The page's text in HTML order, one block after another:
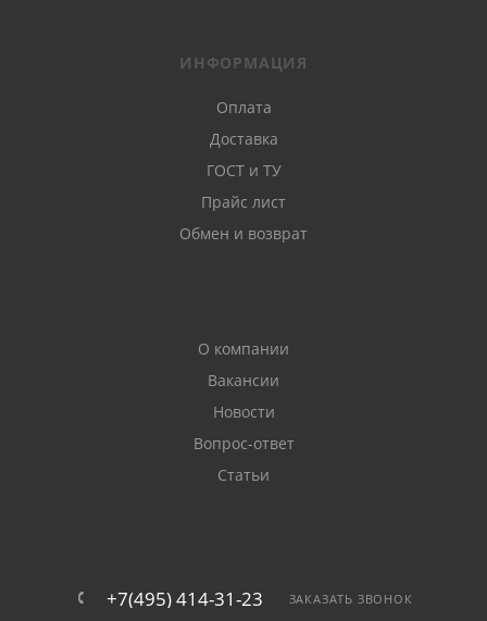
ИНФОРМАЦИЯ
Оплата
Доставка
ГОСТ и ТУ
Прайс лист
Обмен и возврат
О компании
Вакансии
Новости
Вопрос-ответ
Статьи
+7(495) 414-31-23 ЗАКАЗАТЬ ЗВОНОК